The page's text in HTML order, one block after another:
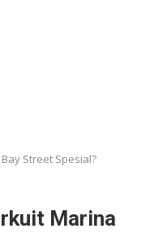
Street Spesial?
Marina